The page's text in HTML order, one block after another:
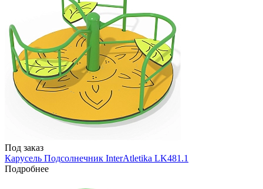
Под заказ
Карусель Подсолнечник InterAtletika LK481.1
Подробнее